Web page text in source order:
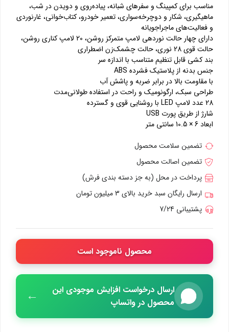
مناسب برای کمپینگ و سفرهای شبانه، پیاده‌روی و دویدن در شب،
ماهیگیری، شکار و دوچرخه‌سواری، تعمیر خودرو، کتاب‌خوانی، غارنوردی
و فعالیت‌های ماجراجویانه
دارای چهار حالت نوردهی لامپ متمرکز روشن، 20 لامپ کناری روشن،
حالت قوی 28 نوری، حالت چشمک‌زن اضطراری
بند کشی قابل تنظیم متناسب با اندازه سر
جنس بدنه از پلاستیک فشرده ABS
با مقاومت بالا در برابر ضربه و پاشش آب
طراحی سبک، ارگونومیک و راحت در استفاده طولانی‌مدت
28 عدد لامپ LED با روشنایی قوی و گسترده
شارژ از طریق پورت USB
ابعاد 6 × 10.5 سانتی متر
تضمین سلامت محصول
تضمین اصالت محصول
پرداخت در محل (به جز دسته بندی فرش)
ارسال رایگان سبد خرید بالای 3 میلیون تومان
پشتیبانی 7/24
محصول ناموجود است
ارسال درخواست افزایش موجودی این
محصول در واتساپ
←